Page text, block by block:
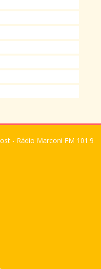
- Rádio Marconi FM 101.9